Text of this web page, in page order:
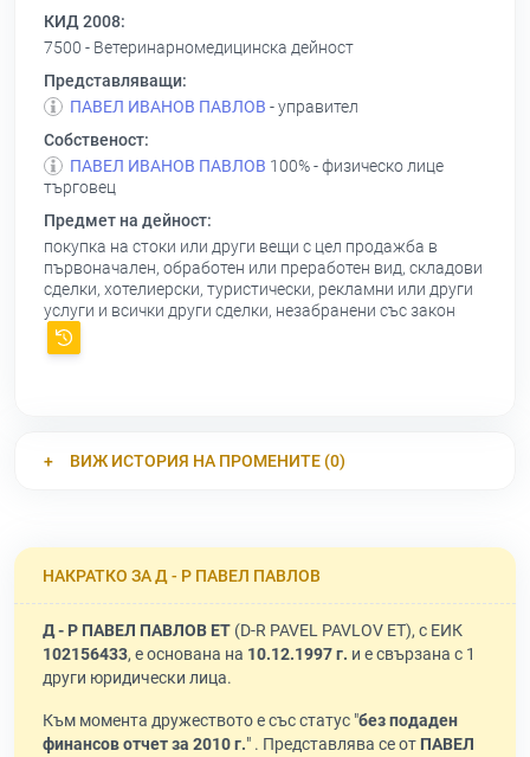
КИД 2008:
7500 - Ветеринарномедицинска дейност
Представляващи:
ПАВЕЛ ИВАНОВ ПАВЛОВ - управител
Собственост:
ПАВЕЛ ИВАНОВ ПАВЛОВ 100% - физическо лице
търговец
Предмет на дейност:
покупка на стоки или други вещи с цел продажба в
първоначален, обработен или преработен вид, складови
сделки, хотелиерски, туристически, рекламни или други
услуги и всички други сделки, незабранени със закон
ВИЖ ИСТОРИЯ НА ПРОМЕНИТЕ (0)
НАКРАТКО ЗА Д - Р ПАВЕЛ ПАВЛОВ
Д - Р ПАВЕЛ ПАВЛОВ ЕТ (D-R PAVEL PAVLOV ET), с ЕИК
102156433, е основана на 10.12.1997 г. и е свързана с 1
други юридически лица.
Към момента дружеството е със статус "без подаден
финансов отчет за 2010 г." . Представлява се от ПАВЕЛ